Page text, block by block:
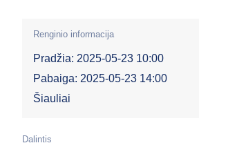
Renginio informacija
Pradžia: 2025-05-23 10:00
Pabaiga: 2025-05-23 14:00
Šiauliai
Dalintis